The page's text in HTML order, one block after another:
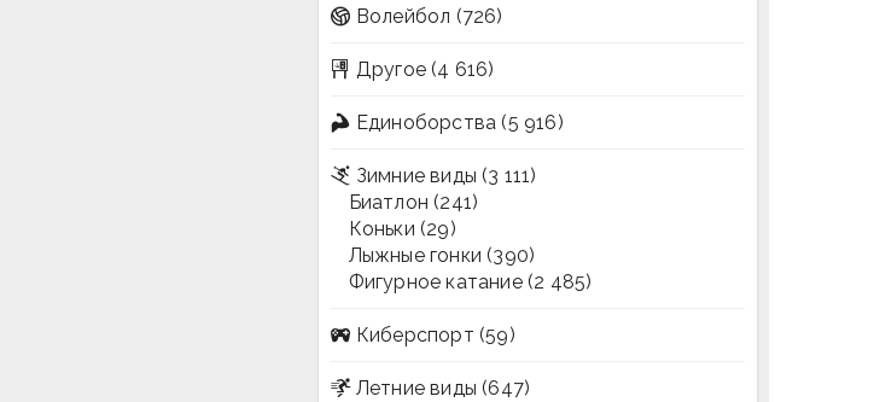
Волейбол (726)
Другое (4 616)
Единоборства (5 916)
Зимние виды (3 111)
Биатлон (241)
Коньки (29)
Лыжные гонки (390)
Фигурное катание(2 485)
Киберспорт (59)
Летние виды (647)